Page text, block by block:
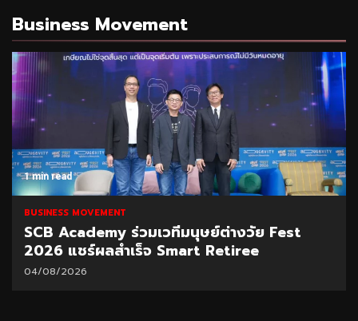
Business Movement
1 min read
BUSINESS MOVEMENT
DAD ชูนวัตกรรมแก้น้ำท่วม
04/08/2026